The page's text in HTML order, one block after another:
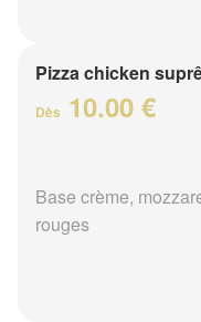
Pizza chicken
Dès 10.00 €
Base crème,
rouges